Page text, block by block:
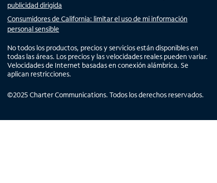
publicidad dirigida
Consumidores de California: limitar el uso de mi información
personal sensible
No todos los productos, precios y servicios están disponibles en
todas las áreas. Los precios y las velocidades reales pueden variar.
Velocidades de Internet basadas en conexión alámbrica. Se
aplican restricciones.
©2025 Charter Communications. Todos los derechos reservados.